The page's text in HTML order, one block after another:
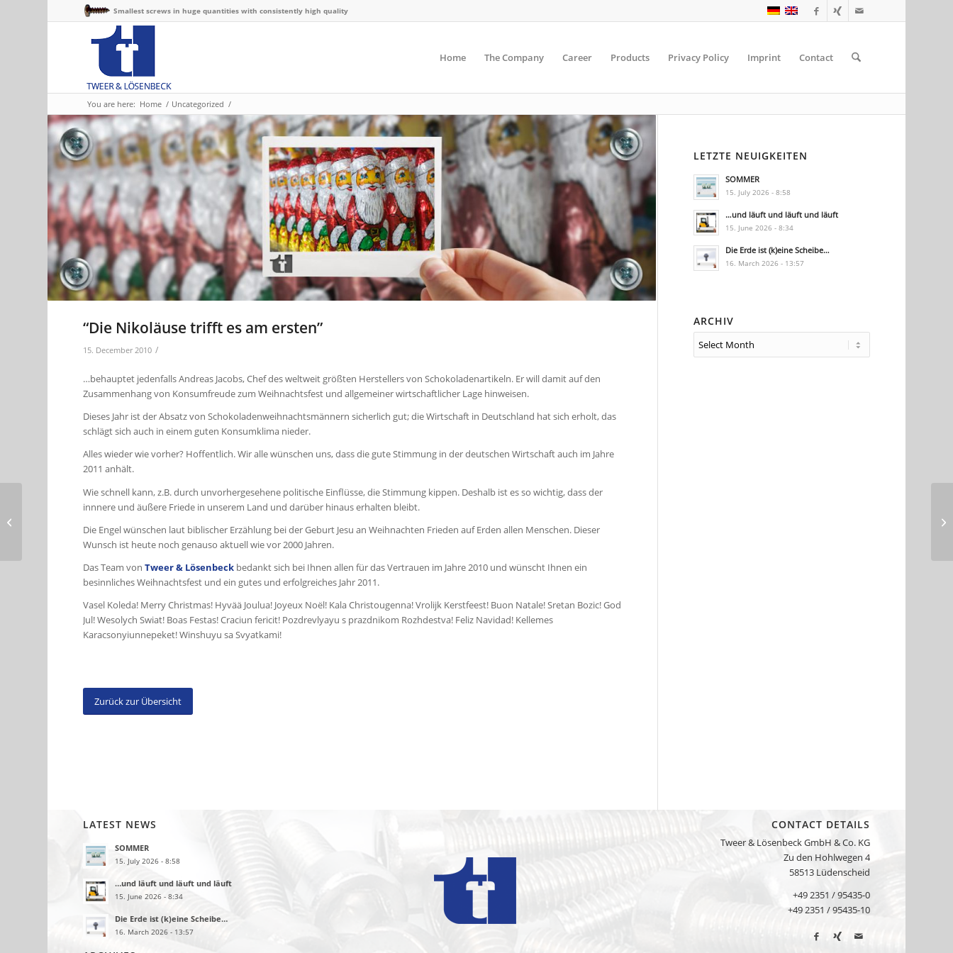
Smallest screws in huge quantities with consistently high quality
Home The Company Career Products Privacy Policy Imprint Contact
You are here: Home / Uncategorized /
“Die Nikoläuse trifft es am ersten”
15. December 2010 /
…behauptet jedenfalls Andreas Jacobs, Chef des weltweit größten Herstellers von Schokoladenartikeln. Er will damit auf den
Zusammenhang von Konsumfreude zum Weihnachtsfest und allgemeiner wirtschaftlicher Lage hinweisen.
Dieses Jahr ist der Absatz von Schokoladenweihnachtsmännern sicherlich gut; die Wirtschaft in Deutschland hat sich erholt, das
schlägt sich auch in einem guten Konsumklima nieder.
Alles wieder wie vorher? Hoffentlich. Wir alle wünschen uns, dass die gute Stimmung in der deutschen Wirtschaft auch im Jahre
2011 anhält.
Wie schnell kann, z.B. durch unvorhergesehene politische Einflüsse, die Stimmung kippen. Deshalb ist es so wichtig, dass der
innnere und äußere Friede in unserem Land und darüber hinaus erhalten bleibt.
Die Engel wünschen laut biblischer Erzählung bei der Geburt Jesu an Weihnachten Frieden auf Erden allen Menschen. Dieser
Wunsch ist heute noch genauso aktuell wie vor 2000 Jahren.
Das Team von Tweer & Lösenbeck bedankt sich bei Ihnen allen für das Vertrauen im Jahre 2010 und wünscht Ihnen ein
besinnliches Weihnachtsfest und ein gutes und erfolgreiches Jahr 2011.
Vasel Koleda! Merry Christmas! Hyvää Joulua! Joyeux Noël! Kala Christougenna! Vrolijk Kerstfeest! Buon Natale! Sretan Bozic! God
Jul! Wesolych Swiat! Boas Festas! Craciun fericit! Pozdrevlyayu s prazdnikom Rozhdestva! Feliz Navidad! Kellemes
Karacsonyiunnepeket! Winshuyu sa Svyatkami!
Zurück zur Übersicht
LETZTE NEUIGKEITEN
SOMMER
15. July 2026 - 8:58
…und läuft und läuft und läuft
15. June 2026 - 8:34
Die Erde ist (k)eine Scheibe…
16. March 2026 - 13:57
ARCHIV
LATEST NEWS
SOMMER
15. July 2026 - 8:58
…und läuft und läuft und läuft
15. June 2026 - 8:34
Die Erde ist (k)eine Scheibe…
16. March 2026 - 13:57
CONTACT DETAILS
Tweer & Lösenbeck GmbH & Co. KG
Zu den Hohlwegen 4
58513 Lüdenscheid
+49 2351 / 95435-0
+49 2351 / 95435-10